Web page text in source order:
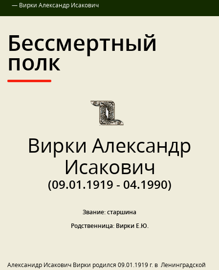
— Вирки Александр Исакович
Бессмертный
полк
Вирки Александр
Исакович
(09.01.1919 - 04.1990)
Звание: старшина
Родственница: Вирки Е.Ю.
Алексанидр Исакович Вирки родился 09.01.1919 г. в Ленинградской